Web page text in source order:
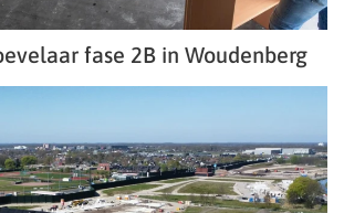
fase 2B in Woudenberg